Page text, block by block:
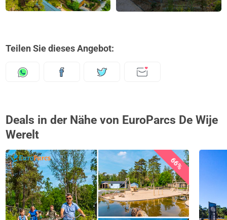
Teilen Sie dieses Angebot:
Deals in der Nähe von EuroParcs De Wije
Werelt
66%